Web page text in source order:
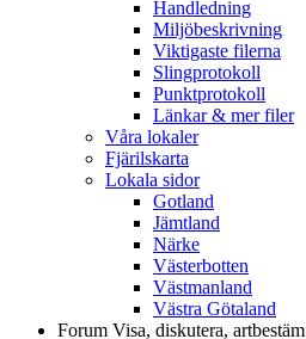
Handledning
Miljöbeskrivning
Viktigaste filerna
Slingprotokoll
Punktprotokoll
Länkar & mer filer
Våra lokaler
Fjärilskarta
Lokala sidor
Gotland
Jämtland
Närke
Västerbotten
Västmanland
Västra Götaland
Forum Visa, diskutera, artbestäm